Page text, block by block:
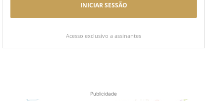
INICIAR SESSÃO
Acesso exclusivo a assinantes
Publicidade